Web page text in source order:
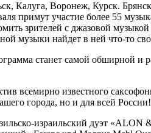
Калуга, Воронеж, Курск.
примут участие более 55
зрителей с джазовой
музыки найдет в ней что-то
станет самой обширной и
всемирно известного
города, но и для всей России!
израильский дуэт «АLON